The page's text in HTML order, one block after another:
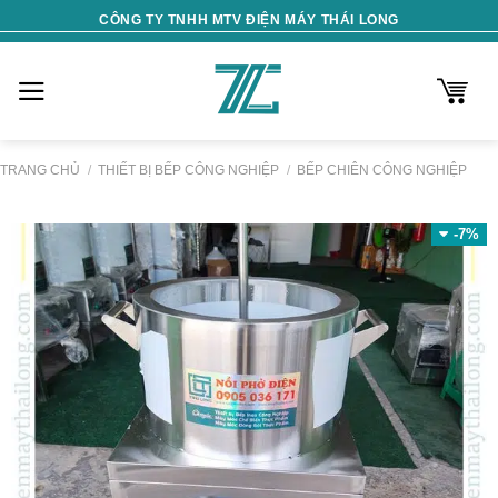
to
CÔNG TY TNHH MTV ĐIỆN MÁY THÁI LONG
TRANG CHỦ / THIẾT BỊ BẾP CÔNG NGHIỆP / BẾP CHIÊN CÔNG NGHIỆP
-7%